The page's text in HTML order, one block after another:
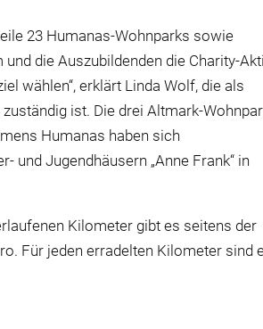
23 Humanas-Wohnparks sowie
die Auszubildenden die Charity-
wählen“, erklärt Linda Wolf, die als
ist. Die drei Altmark-
Humanas haben sich
und Jugendhäusern „Anne Frank“ in
Kilometer gibt es seitens der
Für jeden erradelten Kilometer sind